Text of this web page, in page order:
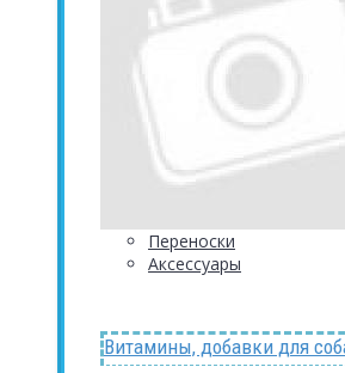
Переноски
Аксессуары
Витамины, добавки для